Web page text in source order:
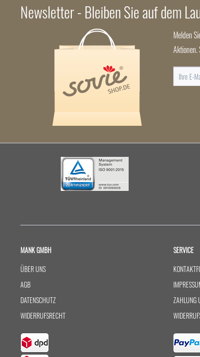
Newsletter - Bleiben Sie auf dem
Melden
Aktionen.
MANK GMBH
ÜBER UNS
AGB
DATENSCHUTZ
WIDERRUFSRECHT
SERVICE
ZAHLUNG